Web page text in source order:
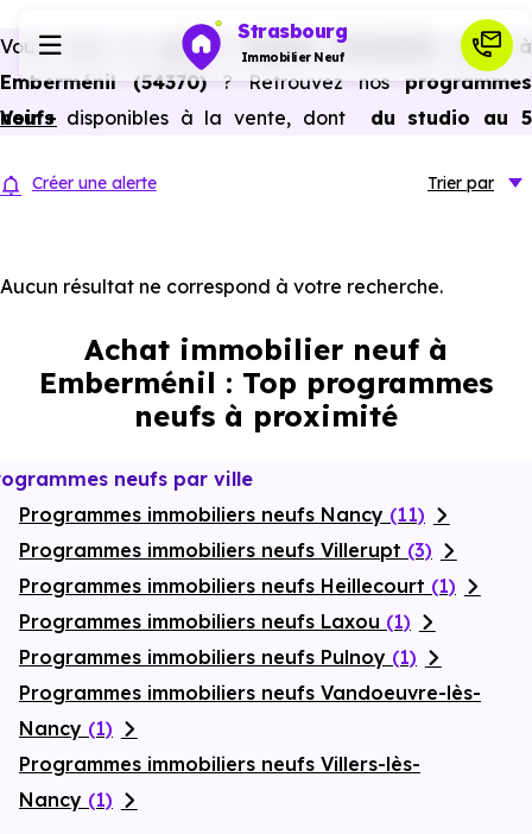
Strasbourg
Immobilier Neuf
Investir
Actualités
Financer
Vous avez un
projet d’achat immobilier neuf à
Emberménil (54370) ? Retrouvez nos programmes
neufsdisponibles à la vente, dont
du studio au 5
d’agence.
à Emberménil (54370), vous pouvez aussi bénéficier des
frais de notaire réduits, bonnes performances
énergétiques, garanties constructeur, etc.
Voir +
Créer une alerte Trier par
Aucun résultat ne correspond à votre recherche.
Achat immobilier neuf à
Emberménil : Top programmes
neufs à proximité
neufs par ville
Programmes immobiliers neufs Nancy (11)
Programmes immobiliers neufs Villerupt (3)
Programmes immobiliers neufs Heillecourt (1)
Programmes immobiliers neufs Laxou (1)
Programmes immobiliers neufs Pulnoy (1)
Programmes immobiliers neufs Vandoeuvre-lès-
Nancy (1)
Programmes immobiliers neufs Villers-lès-
Nancy (1)